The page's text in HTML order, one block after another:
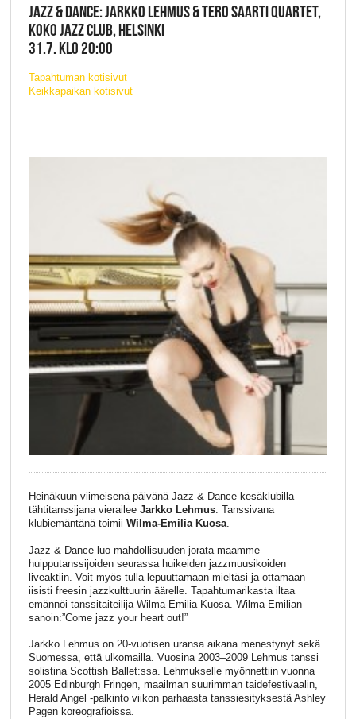
JAZZ & DANCE: JARKKO LEHMUS & TERO SAARTI QUARTET,
KOKO JAZZ CLUB, HELSINKI
31.7. KLO 20:00
Tapahtuman kotisivut
Keikkapaikan kotisivut
Heinäkuun viimeisenä päivänä Jazz & Dance kesäklubilla
tähtitanssijana vierailee Jarkko Lehmus. Tanssivana
klubiemäntänä toimii Wilma-Emilia Kuosa.
Jazz & Dance luo mahdollisuuden jorata maamme
huipputanssijoiden seurassa huikeiden jazzmuusikoiden
liveaktiin. Voit myös tulla lepuuttamaan mieltäsi ja ottamaan
iisisti freesin jazzkulttuurin äärelle. Tapahtumarikasta iltaa
emännöi tanssitaiteilija Wilma-Emilia Kuosa. Wilma-Emilian
sanoin:”Come jazz your heart out!”
Jarkko Lehmus on 20-vuotisen uransa aikana menestynyt sekä
Suomessa, että ulkomailla. Vuosina 2003–2009 Lehmus tanssi
solistina Scottish Ballet:ssa. Lehmukselle myönnettiin vuonna
2005 Edinburgh Fringen, maailman suurimman taidefestivaalin,
Herald Angel -palkinto viikon parhaasta tanssiesityksestä Ashley
Pagen koreografioissa.